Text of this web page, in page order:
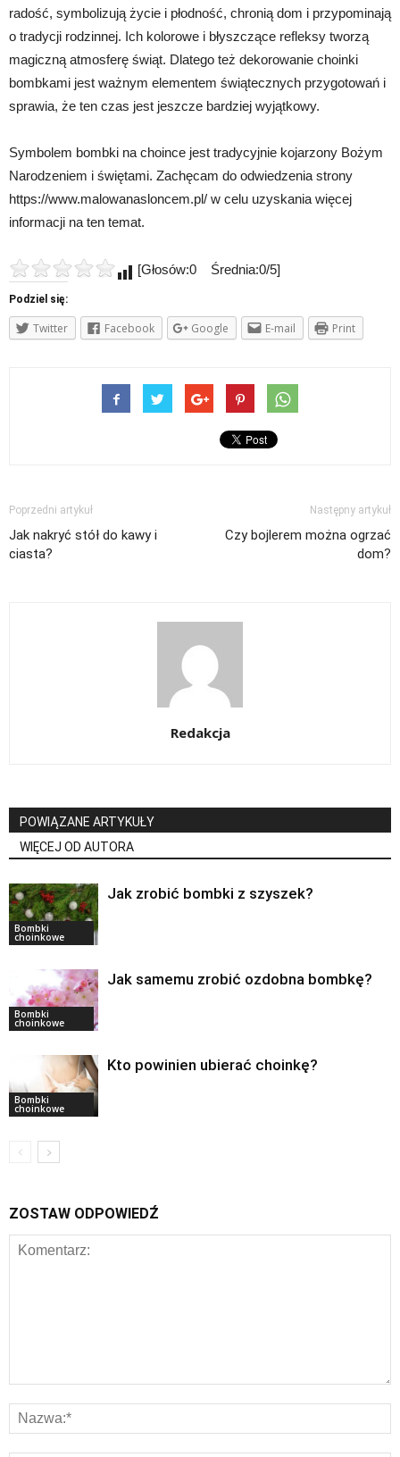
radość, symbolizują życie i płodność, chronią dom i przypominają
o tradycji rodzinnej. Ich kolorowe i błyszczące refleksy tworzą
magiczną atmosferę świąt. Dlatego też dekorowanie choinki
bombkami jest ważnym elementem świątecznych przygotowań i
sprawia, że ten czas jest jeszcze bardziej wyjątkowy.
Symbolem bombki na choince jest tradycyjnie kojarzony Bożym
Narodzeniem i świętami. Zachęcam do odwiedzenia strony
https://www.malowanasloncem.pl/ w celu uzyskania więcej
informacji na ten temat.
[Głosów:0 Średnia:0/5]
Podziel się:
Twitter Facebook Google E-mail Print
Poprzedni artykuł
Jak nakryć stół do kawy i
ciasta?
Następny artykuł
Czy bojlerem można ogrzać
dom?
Redakcja
POWIĄZANE ARTYKUŁY
WIĘCEJ OD AUTORA
Bombki
choinkowe
Jak zrobić bombki z szyszek?
Bombki
choinkowe
Jak samemu zrobić ozdobna bombkę?
Bombki
choinkowe
Kto powinien ubierać choinkę?
ZOSTAW ODPOWIEDŹ